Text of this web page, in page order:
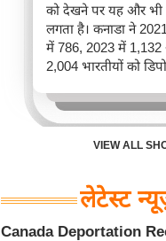
को देखने पर यह और भी
लगता है। कनाडा ने
में 786, 2023 में
2,004 भारतीयों को
पूरे साल की तुलना में
छमाही में ज़्यादा
VIEW ALL
लेटेस्ट
Canada Deportation